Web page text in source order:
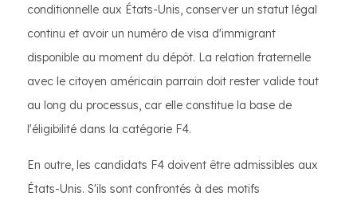
conditionnelle aux États-Unis, conserver un statut légal
continu et avoir un numéro de visa d'immigrant
disponible au moment du dépôt. La relation fraternelle
avec le citoyen américain parrain doit rester valide tout
au long du processus, car elle constitue la base de
l'éligibilité dans la catégorie F4.
En outre, les candidats F4 doivent être admissibles aux
États-Unis. S'ils sont confrontés à des motifs